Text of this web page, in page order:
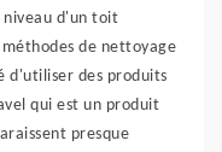
niveau d'un toit
de nettoyage
d'utiliser des produits
qui est un produit
presque